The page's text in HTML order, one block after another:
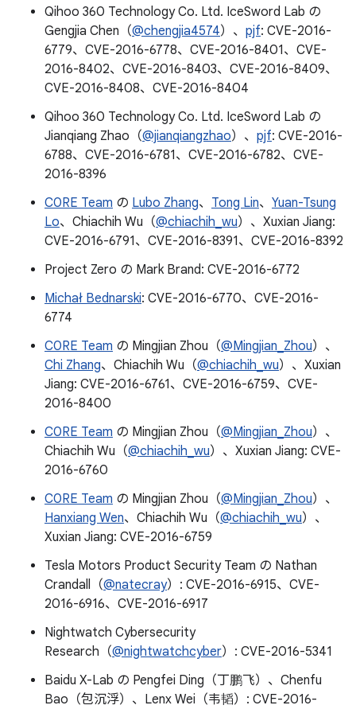
Qihoo 360 Technology Co. Ltd. IceSword Lab の
Gengjia Chen（@chengjia4574）、 pjf: CVE-2016-
6779、CVE-2016-6778、CVE-2016-8401、CVE-
2016-8402、CVE-2016-8403、CVE-2016-8409、
CVE-2016-8408、CVE-2016-8404
Qihoo 360 Technology Co. Ltd. IceSword Lab の
Jianqiang Zhao（@jianqiangzhao）、 pjf: CVE-2016-
6788、CVE-2016-6781、CVE-2016-6782、CVE-
2016-8396
C0RE Team の Lubo Zhang、 Tong Lin、 Yuan-Tsung
Lo、Chiachih Wu（@chiachih_wu）、Xuxian Jiang:
CVE-2016-6791、CVE-2016-8391、CVE-2016-8392
Project Zero の Mark Brand: CVE-2016-6772
Michał Bednarski: CVE-2016-6770、CVE-2016-
6774
C0RE Team の Mingjian Zhou（@Mingjian_Zhou）、
Chi Zhang、Chiachih Wu（@chiachih_wu）、Xuxian
Jiang: CVE-2016-6761、CVE-2016-6759、CVE-
2016-8400
C0RE Team の Mingjian Zhou（@Mingjian_Zhou）、
Chiachih Wu（@chiachih_wu）、Xuxian Jiang: CVE-
2016-6760
C0RE Team の Mingjian Zhou（@Mingjian_Zhou）、
Hanxiang Wen、Chiachih Wu（@chiachih_wu）、
Xuxian Jiang: CVE-2016-6759
Tesla Motors Product Security Team の Nathan
Crandall（@natecray）: CVE-2016-6915、CVE-
2016-6916、CVE-2016-6917
Nightwatch Cybersecurity
Research（@nightwatchcyber）: CVE-2016-5341
Baidu X-Lab の Pengfei Ding（丁鹏飞）、Chenfu
Bao（包沉浮）、Lenx Wei（韦韬）: CVE-2016-